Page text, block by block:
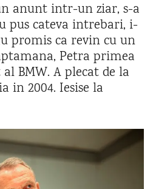
anunt intr-un ziar, s-a
pus cateva intrebari, i-
promis ca revin cu un
Petra primea
BMW. A plecat de la
in 2004. Iesise la